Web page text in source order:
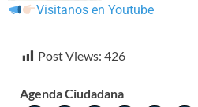
Visitanos en Youtube
Post Views: 426
Agenda Ciudadana